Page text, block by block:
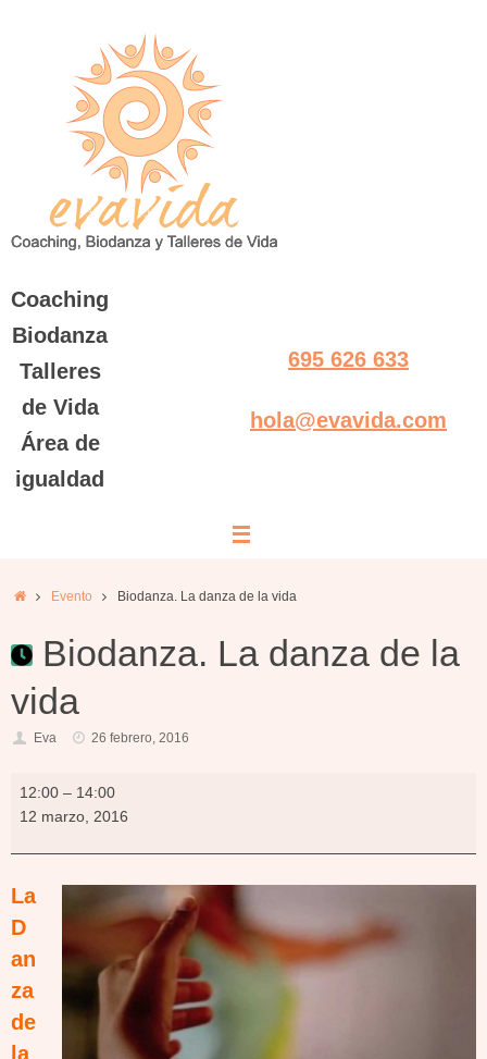
Coaching
Biodanza
Talleres
de Vida
Área de
igualdad
695 626 633
hola@evavida.com
InicioEvento Biodanza. La danza de la vida
Biodanza. La danza de la
vida
Eva 26 febrero, 2016
Biodanza.
La
de
vida
12:00 – 14:00
12 marzo, 2016
La
D
an
za
de
la